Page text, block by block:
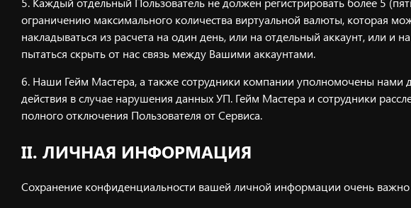
ограничению максимального количества виртуальной валюты, которая
накладываться из расчета на один день, или на отдельный аккаунт, или и
пытаться скрыть от нас связь между Вашими аккаунтами.
Наши Гейм Мастера, а также сотрудники компании уполномочены нами
действия в случае нарушения данных УП. Гейм Мастера и сотрудники
полного отключения Пользователя от Сервиса.
II. ЛИЧНАЯ ИНФОРМАЦИЯ
Сохранение конфиденциальности вашей личной информации очень